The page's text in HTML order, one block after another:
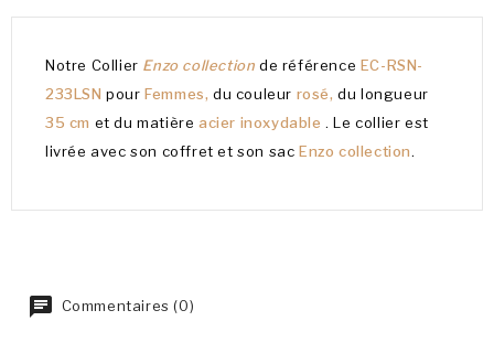
Notre Collier Enzo collectionde référence EC-RSN-
233LSNpourFemmes,du couleur rosé, du longueur
35 cm et du matièreacier inoxydable . Le collier est
livrée avec son coffret et son sacEnzo collection.
Commentaires (0)